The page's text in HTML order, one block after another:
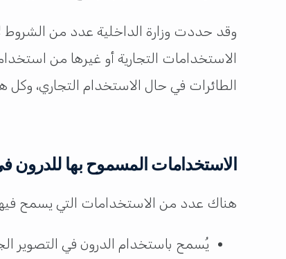
وقد حددت وزارة الداخلية عدد من الشروط
الاستخدامات التجارية أو غيرها من
الطائرات في حال الاستخدام التجاري،
الاستخدامات المسموح بها للدرون
هناك عدد من الاستخدامات التي يسمح
يُسمح باستخدام الدرون في التصوير